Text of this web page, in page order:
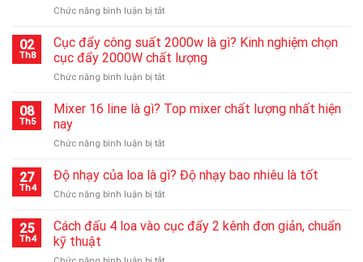
Chức năng bình luận bị tắtở
sửa
loa
bluetooth
không
nguồn
nhất
02
Th8
Cục đẩy công suất 2000w là gì? Kinh nghiệm chọn
cục đẩy 2000W chất lượng
Chức năng bình luận bị tắtở
đẩy
công
2000w
gì?
nghiệm
cục
08
Th5
Mixer 16 line là gì? Top mixer chất lượng nhất hiện
nay
Chức năng bình luận bị tắtở
16
line
là
Top
27
Th4
Độ nhạy của loa là gì? Độ nhạy bao nhiêu là tốt
Chức năng bình luận bị tắtở
nhạy
của
25
Th4
Cách đấu 4 loa vào cục đẩy 2 kênh đơn giản, chuẩn
kỹ thuật
ở